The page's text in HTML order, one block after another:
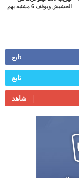
الحشيش ويوقف 6 مشتبه بهم
تابع
تابع
شاهد